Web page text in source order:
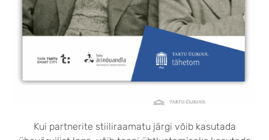
Kui partnerite stiiliraamatu järgi võib kasutada